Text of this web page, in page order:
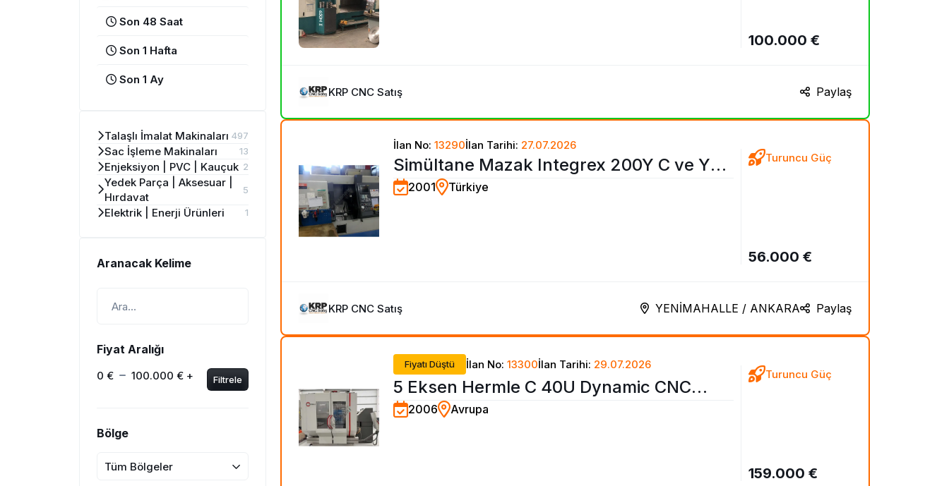
Son 48 Saat
Son 1 Hafta
Son 1 Ay
Talaşlı İmalat Makinaları 497
Sac İşleme Makinaları 13
Enjeksiyon | PVC | Kauçuk 2
Yedek Parça | Aksesuar |
Hırdavat
5
Elektrik | Enerji Ürünleri 1
Aranacak Kelime
Fiyat Aralığı
0 € 100.000 € + Filtrele
Bölge
Tüm Bölgeler
100.000 €
KRP CNC Satış Paylaş
İlan No: 13290İlan Tarihi: 27.07.2026
Simültane Mazak Integrex 200Y C ve Y
Eksenli CNC Torna Tezgahı-2001
2001 Türkiye
Turuncu Güç
56.000 €
KRP CNC Satış YENİMAHALLE / ANKARA Paylaş
Fiyatı Düştü İlan No: 13300İlan Tarihi: 29.07.2026
5 Eksen Hermle C 40U Dynamic CNC
İşleme Merkezi-2006
2006 Avrupa
Turuncu Güç
159.000 €